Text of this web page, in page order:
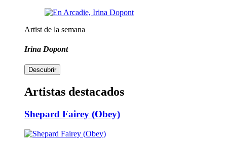
Artist de la semana
Irina Dopont
Descubrir
Artistas destacados
Shepard Fairey (Obey)